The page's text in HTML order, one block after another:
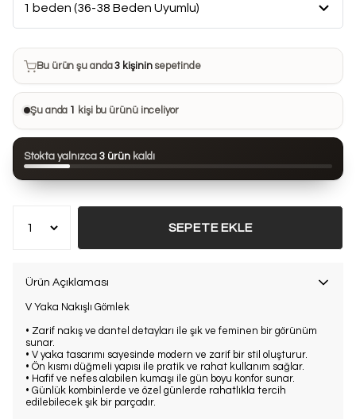
Bu ürün son 7 günde14 kezsatın alındı
Bu ürün şu anda3 kişininsepetinde
Bu ürünü 17 kişi favorilerine ekledi
Bu ürün son 24 saatte59 kezgörüntülendi
Şu anda 1 kişi bu ürünü inceliyor
Stokta yalnızca 3 ürün kaldı
SEPETE EKLE
Ürün Açıklaması
V Yaka Nakışlı Gömlek
• Zarif nakış ve dantel detayları ile şık ve feminen bir görünüm
sunar.
• V yaka tasarımı sayesinde modern ve zarif bir stil oluşturur.
• Ön kısmı düğmeli yapısı ile pratik ve rahat kullanım sağlar.
• Hafif ve nefes alabilen kumaşı ile gün boyu konfor sunar.
• Günlük kombinlerde ve özel günlerde rahatlıkla tercih
edilebilecek şık bir parçadır.